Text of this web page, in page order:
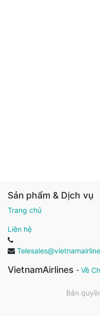
Sản phẩm & Dịch vụ
Trang chủ
Liên hệ
VietnamAirlines - Về
Bản